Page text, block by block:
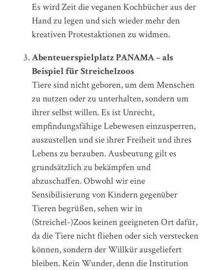
Es wird Zeit die veganen Kochbücher aus der
Hand zu legen und sich wieder mehr den
kreativen Protestaktionen zu widmen.
Abenteuerspielplatz PANAMA – als
Beispiel für Streichelzoos
Tiere sind nicht geboren, um dem Menschen
zu nutzen oder zu unterhalten, sondern um
ihrer selbst willen. Es ist Unrecht,
empfindungsfähige Lebewesen einzusperren,
auszustellen und sie ihrer Freiheit und ihres
Lebens zu berauben. Ausbeutung gilt es
grundsätzlich zu bekämpfen und
abzuschaffen. Obwohl wir eine
Sensibilisierung von Kindern gegenüber
Tieren begrüßen, sehen wir in
(Streichel-)Zoos keinen geeigneten Ort dafür,
da die Tiere nicht fliehen oder sich verstecken
können, sondern der Willkür ausgeliefert
bleiben. Kein Wunder, denn die Institution